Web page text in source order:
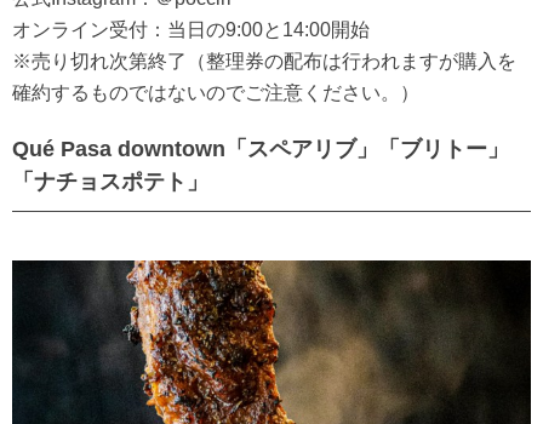
オンライン受付：当日の9:00と14:00開始
※売り切れ次第終了（整理券の配布は行われますが購入を
確約するものではないのでご注意ください。）
Qué Pasa downtown「スペアリブ」「ブリトー」
「ナチョスポテト」